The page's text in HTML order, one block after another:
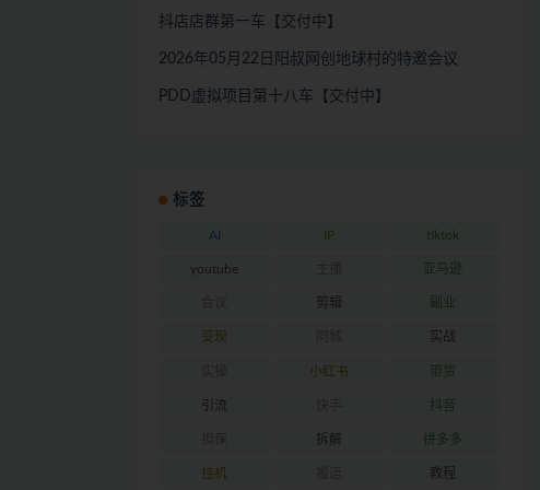
抖店店群第一车【交付中】
2026年05月22日阳叔网创地球村的特邀会议
PDD虚拟项目第十八车【交付中】
标签
AI IP tiktok
youtube 亚马逊
剪辑 副业
变现 实战
小红书 带货
引流 抖音
拆解 拼多多
挂机 教程